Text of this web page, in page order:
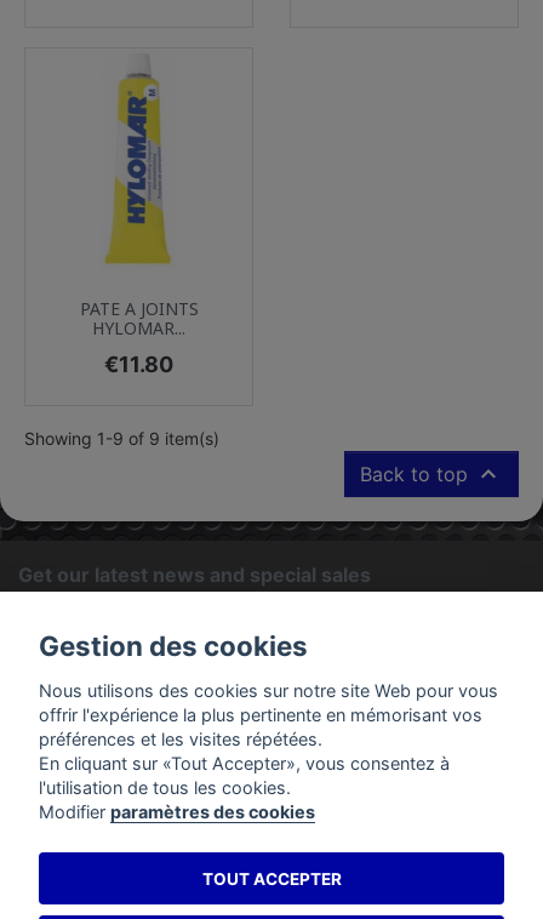
PATE A JOINTS
HYLOMAR...
Price
€11.80
Showing 1-9 of 9 item(s)
Back to top 
Get our latest news and special sales
find our contact info in the legal notice.
PRODUCTS
Gestion des cookies
Nous utilisons des cookies sur notre site Web pour vous
offrir l'expérience la plus pertinente en mémorisant vos
préférences et les visites répétées.
En cliquant sur «Tout Accepter», vous consentez à
l'utilisation de tous les cookies.
Modifier paramètres des cookies
TOUT ACCEPTER